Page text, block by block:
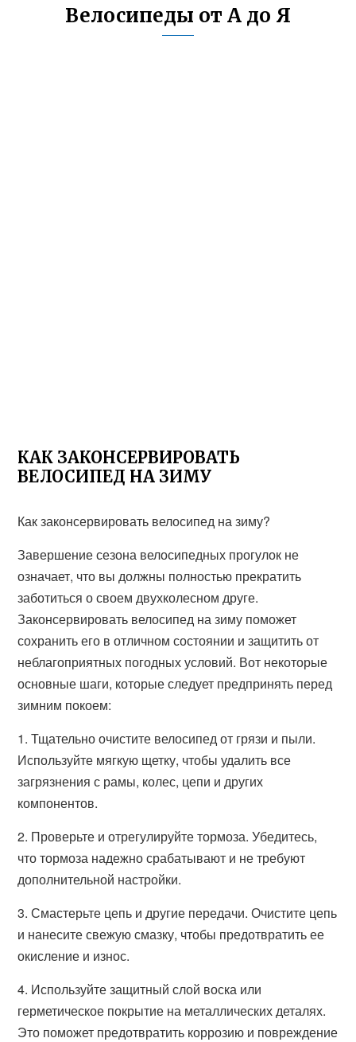
Велосипеды от А до Я
КАК ЗАКОНСЕРВИРОВАТЬ
ВЕЛОСИПЕД НА ЗИМУ
Как законсервировать велосипед на зиму?
Завершение сезона велосипедных прогулок не
означает, что вы должны полностью прекратить
заботиться о своем двухколесном друге.
Законсервировать велосипед на зиму поможет
сохранить его в отличном состоянии и защитить от
неблагоприятных погодных условий. Вот некоторые
основные шаги, которые следует предпринять перед
зимним покоем:
1. Тщательно очистите велосипед от грязи и пыли.
Используйте мягкую щетку, чтобы удалить все
загрязнения с рамы, колес, цепи и других
компонентов.
2. Проверьте и отрегулируйте тормоза. Убедитесь,
что тормоза надежно срабатывают и не требуют
дополнительной настройки.
3. Смастерьте цепь и другие передачи. Очистите цепь
и нанесите свежую смазку, чтобы предотвратить ее
окисление и износ.
4. Используйте защитный слой воска или
герметическое покрытие на металлических деталях.
Это поможет предотвратить коррозию и повреждение